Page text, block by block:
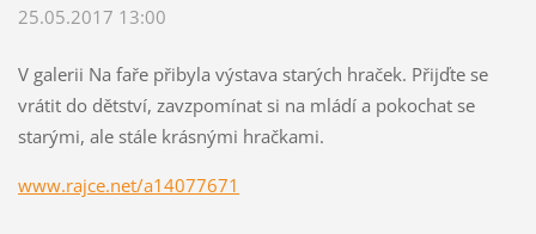
25.05.2017 13:00
V galerii Na faře přibyla výstava starých hraček. Přijďte se
vrátit do dětství, zavzpomínat si na mládí a pokochat se
starými, ale stále krásnými hračkami.
www.rajce.net/a14077671